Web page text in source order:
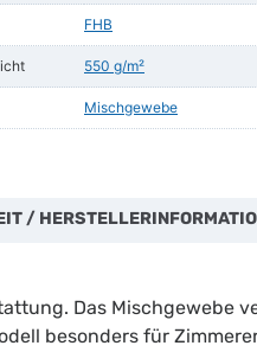
FHB
550 g/m²
Mischgewebe
/
Das Mischgewebe
besonders für